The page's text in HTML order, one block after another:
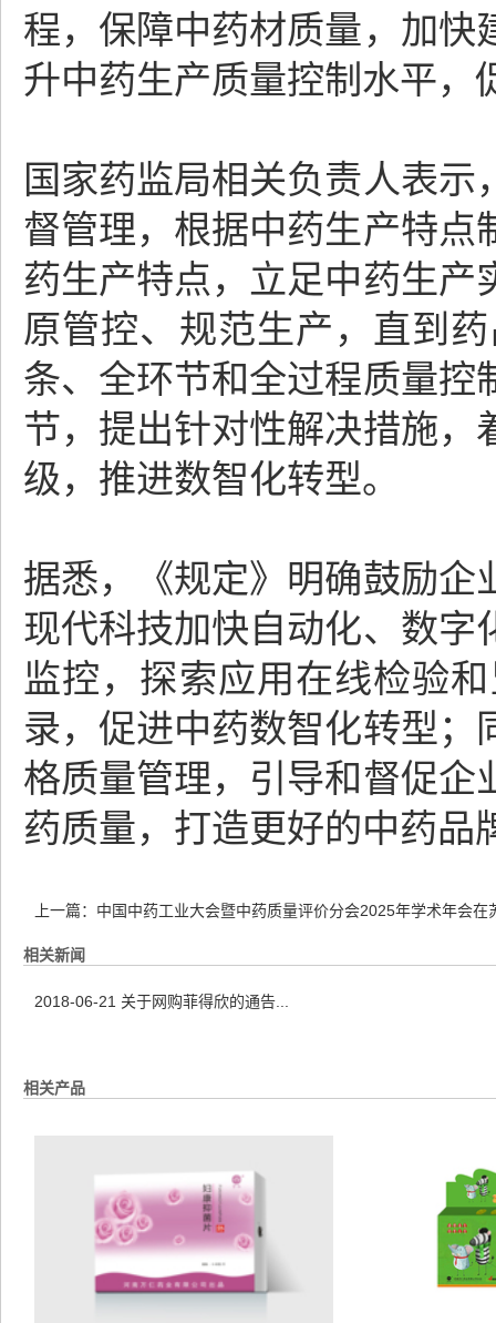
程，保障中药材质量，加快
升中药生产质量控制水平，
国家药监局相关负责人表
督管理，根据中药生产特点
药生产特点，立足中药生产
原管控、规范生产，直到
条、全环节和全过程质量控
节，提出针对性解决措施，
级，推进数智化转型。
据悉，《规定》明确鼓励企
现代科技加快自动化、数字
监控，探索应用在线检验
录，促进中药数智化转型；
格质量管理，引导和督促企
药质量，打造更好的中药品
上一篇： 中国中药工业大会暨中药质量评价分会2025年学术年会在
相关新闻
2018-06-21 关于网购菲得欣的通告...
相关产品